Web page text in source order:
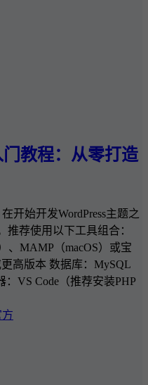
教程：从零打造
开始开发WordPress主题之
荐使用以下工具组合：
、MAMP（macOS）或宝
高版本 数据库：MySQL
：VS Code（推荐安装PHP